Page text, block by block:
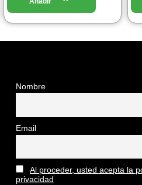
Nombre
Email
Al proceder, usted acepta la
privacidad